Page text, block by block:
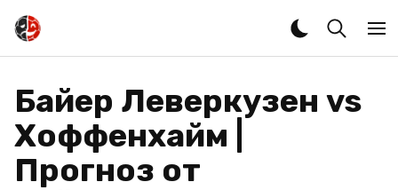
Байер Леверкузен vs
Хоффенхайм |
Прогноз от